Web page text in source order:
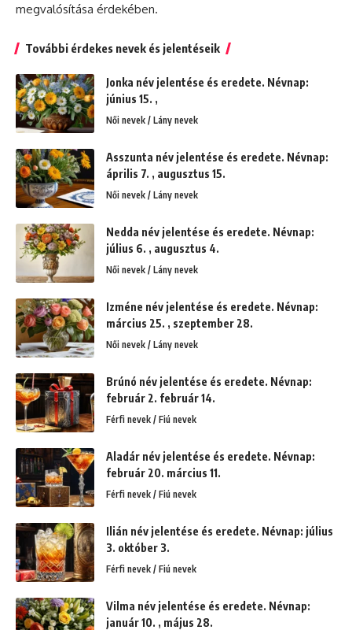
megvalósítása érdekében.
További érdekes nevek és jelentéseik
Jonka név jelentése és eredete. Névnap:
június 15. ,
Női nevek / Lány nevek
Asszunta név jelentése és eredete. Névnap:
április 7. , augusztus 15.
Női nevek / Lány nevek
Nedda név jelentése és eredete. Névnap:
július 6. , augusztus 4.
Női nevek / Lány nevek
Izméne név jelentése és eredete. Névnap:
március 25. , szeptember 28.
Női nevek / Lány nevek
Brúnó név jelentése és eredete. Névnap:
február 2. február 14.
Férfi nevek / Fiú nevek
Aladár név jelentése és eredete. Névnap:
február 20. március 11.
Férfi nevek / Fiú nevek
Ilián név jelentése és eredete. Névnap: július
3. október 3.
Férfi nevek / Fiú nevek
Vilma név jelentése és eredete. Névnap:
január 10. , május 28.